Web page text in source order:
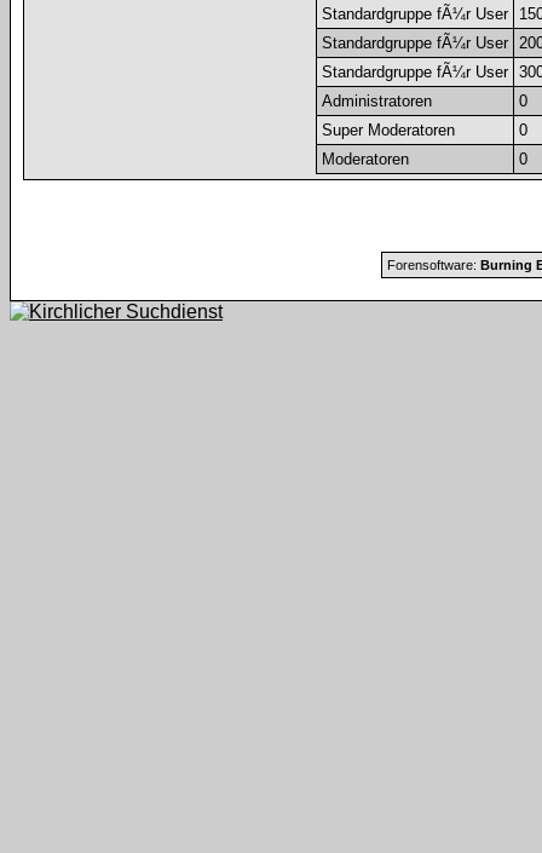
Standardgruppe fÃ¼r User
Standardgruppe fÃ¼r User
Standardgruppe fÃ¼r User
Administratoren
0
Super Moderatoren
0
Moderatoren
0
Forensoftware: Burning